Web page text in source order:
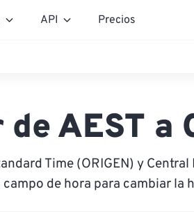
API Precios
AEST a
Time (ORIGEN) y Central
campo de hora para cambiar la